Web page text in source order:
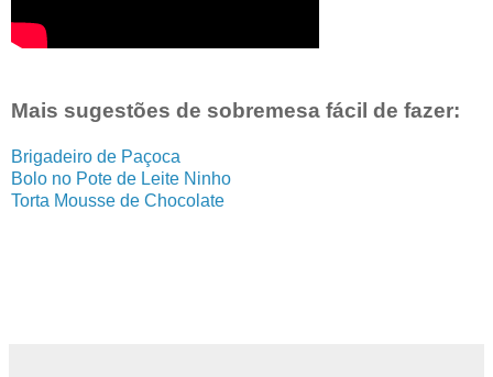
Mais sugestões de sobremesa fácil de fazer:
Brigadeiro de Paçoca
Bolo no Pote de Leite Ninho
Torta Mousse de Chocolate